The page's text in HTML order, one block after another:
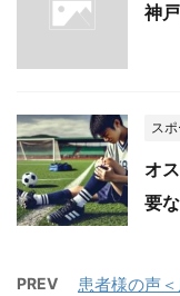
神
ス
オ
要
PREV 患者様の声